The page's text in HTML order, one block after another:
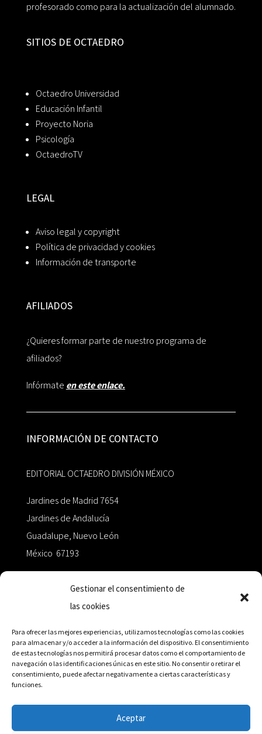
Gestionar el consentimiento de
las cookies
Para ofrecer las mejores experiencias, utilizamos tecnologías como las cookies
para almacenar y/o acceder a la información del dispositivo. El consentimiento
de estas tecnologías nos permitirá procesar datos como el comportamiento de
navegación o las identificaciones únicas en este sitio. No consentir o retirar el
consentimiento, puede afectar negativamente a ciertas características y
funciones.
Aceptar
profesorado como para la actualización del alumnado.
SITIOS DE OCTAEDRO
Octaedro Universidad
Educación Infantil
Proyecto Noria
Psicología
OctaedroTV
LEGAL
Aviso legal y copyright
Política de privacidad y cookies
Información de transporte
AFILIADOS
¿Quieres formar parte de nuestro programa de
afiliados?
Infórmate en este enlace.
INFORMACIÓN DE CONTACTO
EDITORIAL OCTAEDRO DIVISIÓN MÉXICO
Jardines de Madrid 7654
Jardines de Andalucía
Guadalupe, Nuevo León
México 67193
+52 811.499.5638
RED DE DISTRIBUCIÓN